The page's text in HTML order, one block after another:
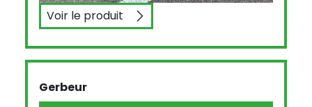
Voir le produitCESAB S214
Gerbeur